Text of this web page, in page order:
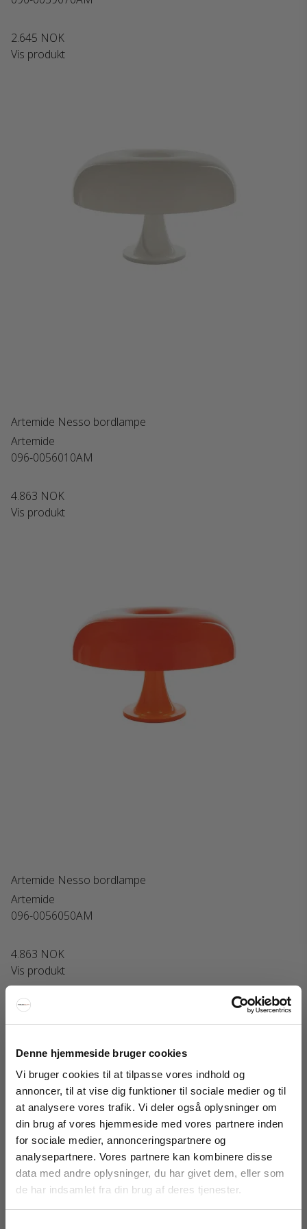
Denne hjemmeside bruger cookies
Vi bruger cookies til at tilpasse vores indhold og
annoncer, til at vise dig funktioner til sociale medier og til
at analysere vores trafik. Vi deler også oplysninger om
din brug af vores hjemmeside med vores partnere inden
for sociale medier, annonceringspartnere og
analysepartnere. Vores partnere kan kombinere disse
data med andre oplysninger, du har givet dem, eller som
de har indsamlet fra din brug af deres tjenester.
2.645 NOK
Vis produkt
Artemide Nesso bordlampe
Artemide
096-0056010AM
4.863 NOK
Vis produkt
Artemide Nesso bordlampe
Artemide
096-0056050AM
4.863 NOK
Vis produkt
FÅ 20% RABATT
Få 20 % rabatt ved å melde deg på vårt nyhetsbrev.
*Rabatten din kan ikke brukes på allerede nedsatte varer
eller produkter fra Rocket.